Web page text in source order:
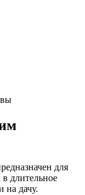
для
длительное
на дачу.